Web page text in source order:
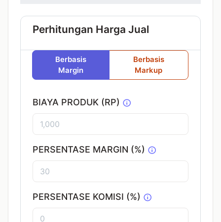
Perhitungan Harga Jual
Berbasis
Margin
Berbasis
Markup
BIAYA PRODUK (RP)
PERSENTASE MARGIN (%)
PERSENTASE KOMISI (%)